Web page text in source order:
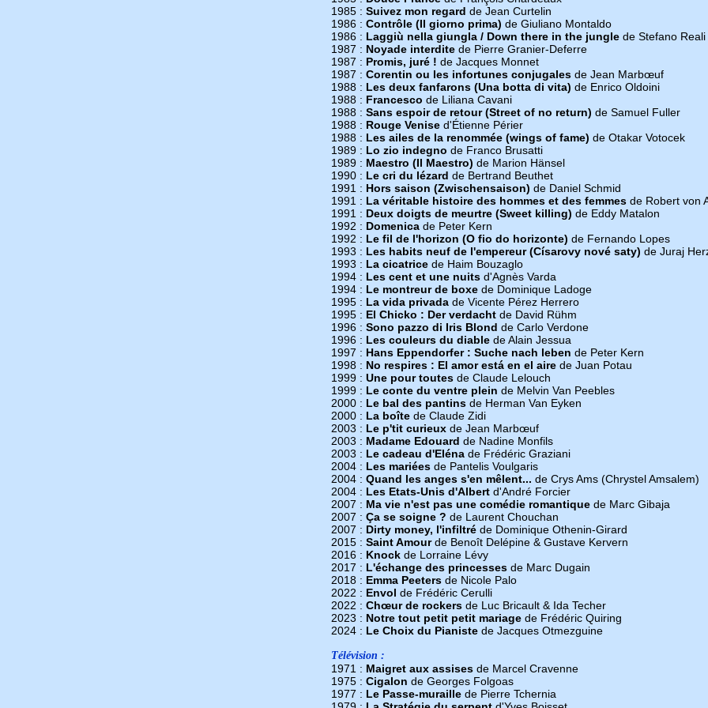
1985 : Suivez mon regard de Jean Curtelin
1986 : Contrôle (Il giorno prima) de Giuliano Montaldo
1986 : Laggiù nella giungla / Down there in the jungle de Stefano Reali
1987 : Noyade interdite de Pierre Granier-Deferre
1987 : Promis, juré ! de Jacques Monnet
1987 : Corentin ou les infortunes conjugales de Jean Marbœuf
1988 : Les deux fanfarons (Una botta di vita) de Enrico Oldoini
1988 : Francesco de Liliana Cavani
1988 : Sans espoir de retour (Street of no return) de Samuel Fuller
1988 : Rouge Venise d'Étienne Périer
1988 : Les ailes de la renommée (wings of fame) de Otakar Votocek
1989 : Lo zio indegno de Franco Brusatti
1989 : Maestro (Il Maestro) de Marion Hänsel
1990 : Le cri du lézard de Bertrand Beuthet
1991 : Hors saison (Zwischensaison) de Daniel Schmid
1991 : La véritable histoire des hommes et des femmes de Robert von
1991 : Deux doigts de meurtre (Sweet killing) de Eddy Matalon
1992 : Domenica de Peter Kern
1992 : Le fil de l'horizon (O fio do horizonte) de Fernando Lopes
1993 : Les habits neuf de l'empereur (Císarovy nové saty) de Juraj
1993 : La cicatrice de Haim Bouzaglo
1994 : Les cent et une nuits d'Agnès Varda
1994 : Le montreur de boxe de Dominique Ladoge
1995 : La vida privada de Vicente Pérez Herrero
1995 : El Chicko : Der verdacht de David Rühm
1996 : Sono pazzo di Iris Blond de Carlo Verdone
1996 : Les couleurs du diable de Alain Jessua
1997 : Hans Eppendorfer : Suche nach leben de Peter Kern
1998 : No respires : El amor está en el aire de Juan Potau
1999 : Une pour toutes de Claude Lelouch
1999 : Le conte du ventre plein de Melvin Van Peebles
2000 : Le bal des pantins de Herman Van Eyken
2000 : La boîte de Claude Zidi
2003 : Le p'tit curieux de Jean Marbœuf
2003 : Madame Edouard de Nadine Monfils
2003 : Le cadeau d'Eléna de Frédéric Graziani
2004 : Les mariées de Pantelis Voulgaris
2004 : Quand les anges s'en mêlent... de Crys Ams (Chrystel Amsalem)
2004 : Les Etats-Unis d'Albert d'André Forcier
2007 : Ma vie n'est pas une comédie romantique de Marc Gibaja
2007 : Ça se soigne ? de Laurent Chouchan
2007 : Dirty money, l'infiltré de Dominique Othenin-Girard
2015 : Saint Amourde Benoît Delépine & Gustave Kervern
2016 : Knock de Lorraine Lévy
2017 : L'échange des princesses de Marc Dugain
2018 : Emma Peeters de Nicole Palo
2022 : Envol de Frédéric Cerulli
2022 : Chœur de rockers de Luc Bricault & Ida Techer
2023 : Notre tout petit petit mariage de Frédéric Quiring
2024 : Le Choix du Pianiste de Jacques Otmezguine
Télévision :
1971 : Maigret aux assises de Marcel Cravenne
1975 : Cigalon de Georges Folgoas
1977 : Le Passe-muraille de Pierre Tchernia